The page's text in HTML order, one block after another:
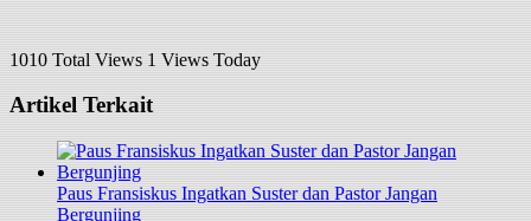
1010 Total Views 1 Views Today
Artikel Terkait
Paus Fransiskus Ingatkan Suster dan Pastor Jangan
Bergunjing